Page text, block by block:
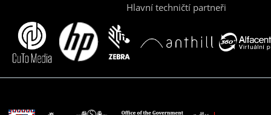
Hlavní techničtí partneři